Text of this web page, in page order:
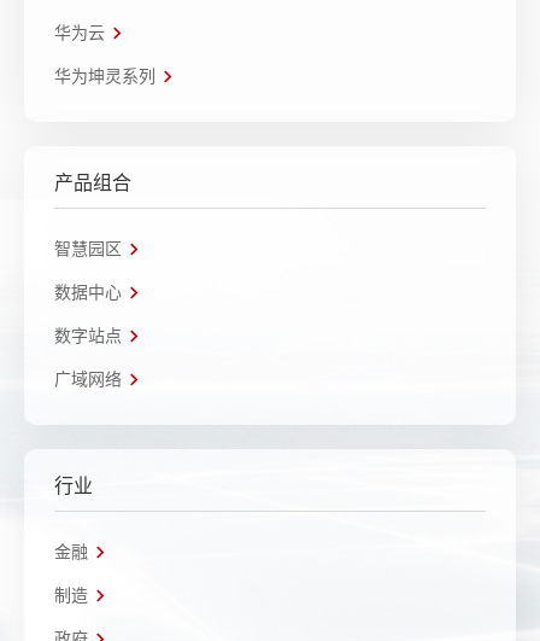
华为云
华为坤灵系列
产品组合
智慧园区
数据中心
数字站点
广域网络
行业
金融
制造